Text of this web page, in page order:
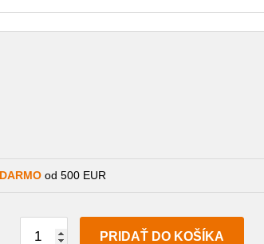
od 500 EUR
PRIDAŤ DO KOŠÍKA